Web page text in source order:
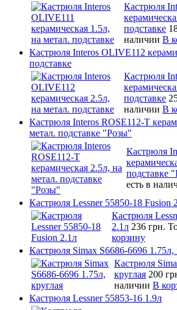
Кастрюля
подставке
наличии В
Кастрюля Interos OLIVE112
подставке
Кастрюля
подставке
наличии В
Кастрюля Interos ROSE112-T
метал. подставке "Розы"
Кастрюля
подставке
есть в
Кастрюля Lessner 55850-18 Fusion
Кастрюля
2.1л 236 грн.
корзину
Кастрюля Simax S6686-6696 1.75л,
Кастрюля
круглая 200
наличии В
Кастрюля Lessner 55853-16 1.9л